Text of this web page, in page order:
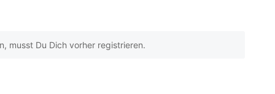
musst Du Dich vorher registrieren.